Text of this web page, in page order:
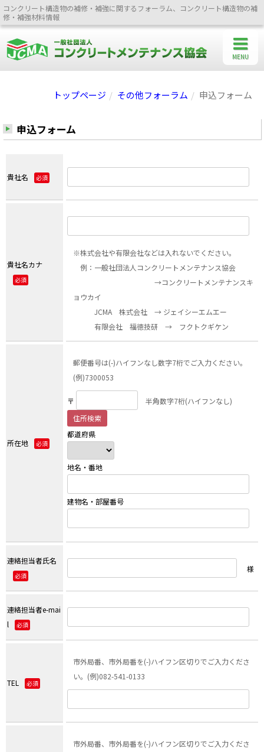
コンクリート構造物の補修・補強に関するフォーラム、コンクリート構造物の補
修・補強材料情報
トップページ その他フォーラム 申込フォーム
申込フォーム
貴社名 必須
貴社名カナ
必須
※株式会社や有限会社などは入れないでください。
例：一般社団法人コンクリートメンテナンス協会
→コンクリートメンテナンスキ
ョウカイ
JCMA 株式会社 → ジェイシーエムエー
有限会社 福徳技研 → フクトクギケン
所在地 必須
郵便番号は(-)ハイフンなし数字7桁でご入力ください。
(例)7300053
〒 半角数字7桁(ハイフンなし)
都道府県
地名・番地
建物名・部屋番号
連絡担当者氏名
必須
様
連絡担当者e-mai
l
必須
TEL 必須
市外局番、市外局番を(-)ハイフン区切りでご入力くださ
い。(例)082-541-0133
市外局番、市外局番を(-)ハイフン区切りでご入力くださ
MENU